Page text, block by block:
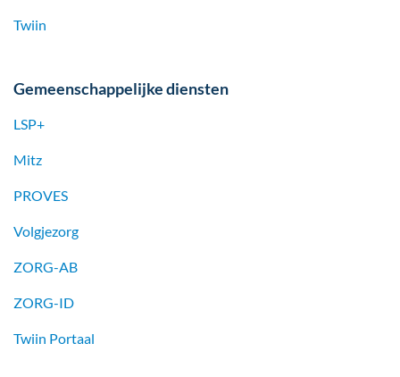
Twiin
Gemeenschappelijke diensten
LSP+
Mitz
PROVES
Volgjezorg
ZORG-AB
ZORG-ID
Twiin Portaal